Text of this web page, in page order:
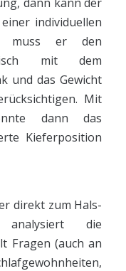
individuellen
muss er den
mit dem
und das Gewicht
Mit
dann das
Kieferposition
direkt zum Hals-
analysiert die
Fragen (auch an